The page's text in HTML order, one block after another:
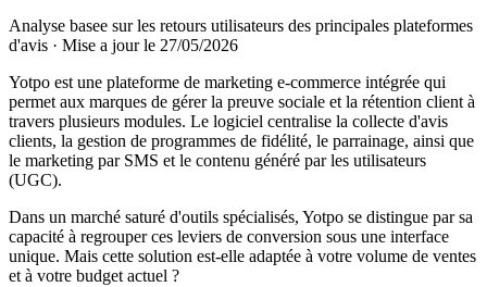
Analyse basee sur les retours utilisateurs des principales plateformes
d'avis · Mise a jour le 27/05/2026
Yotpo est une plateforme de marketing e-commerce intégrée qui
permet aux marques de gérer la preuve sociale et la rétention client à
travers plusieurs modules. Le logiciel centralise la collecte d'avis
clients, la gestion de programmes de fidélité, le parrainage, ainsi que
le marketing par SMS et le contenu généré par les utilisateurs
(UGC).
Dans un marché saturé d'outils spécialisés, Yotpo se distingue par sa
capacité à regrouper ces leviers de conversion sous une interface
unique. Mais cette solution est-elle adaptée à votre volume de ventes
et à votre budget actuel ?